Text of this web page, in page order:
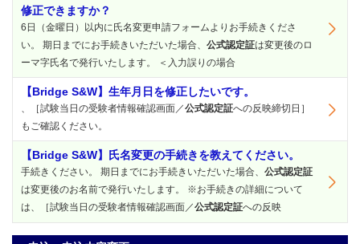
修正できますか？
6日（金曜日）以内に氏名変更申請フォームよりお手続きくださ
い。 期日までにお手続きいただいた場合、 公式認定証は変更後のロ
ーマ字氏名で発行いたします。 ＜入力誤りの場合
【Bridge S&W】生年月日を修正したいです。
、［試験当日の受験者情報確認画面／公式認定証への反映締切日］
もご確認ください。
【Bridge S&W】氏名変更の手続きを教えてください。
手続きください。 期日までにお手続きいただいた場合、 公式認定証
は変更後のお名前で発行いたします。 ※お手続きの詳細について
は、［試験当日の受験者情報確認画面／公式認定証への反映